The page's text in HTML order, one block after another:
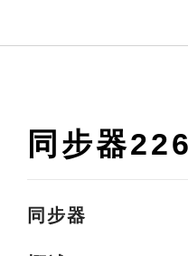
同步器
同步器